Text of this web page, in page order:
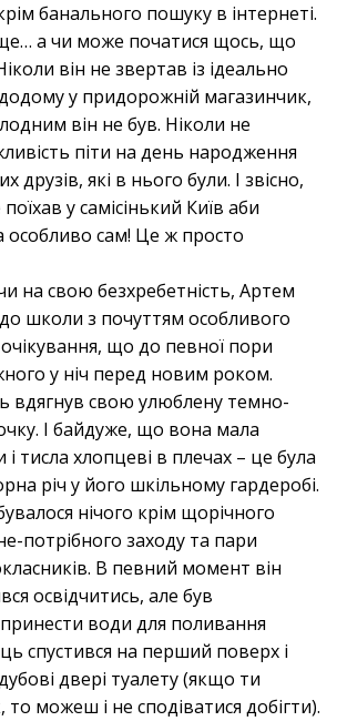
банального пошуку в інтернеті.
а чи може початися щось, що
він не звертав із ідеально
у придорожній магазинчик,
він не був. Ніколи не
піти на день народження
друзів, які в нього були. І звісно,
у самісінький Київ аби
особливо сам! Це ж просто
на свою безхребетність, Артем
школи з почуттям особливого
що до певної пори
у ніч перед новим роком.
вдягнув свою улюблену темно-
І байдуже, що вона мала
і тисла хлопцеві в плечах – це була
річ у його шкільному гардеробі.
нічого крім щорічного
потрібного заходу та пари
В певний момент він
освідчитись, але був
води для поливання
спустився на перший поверх і
двері туалету (якщо ти
можеш і не сподіватися добігти).